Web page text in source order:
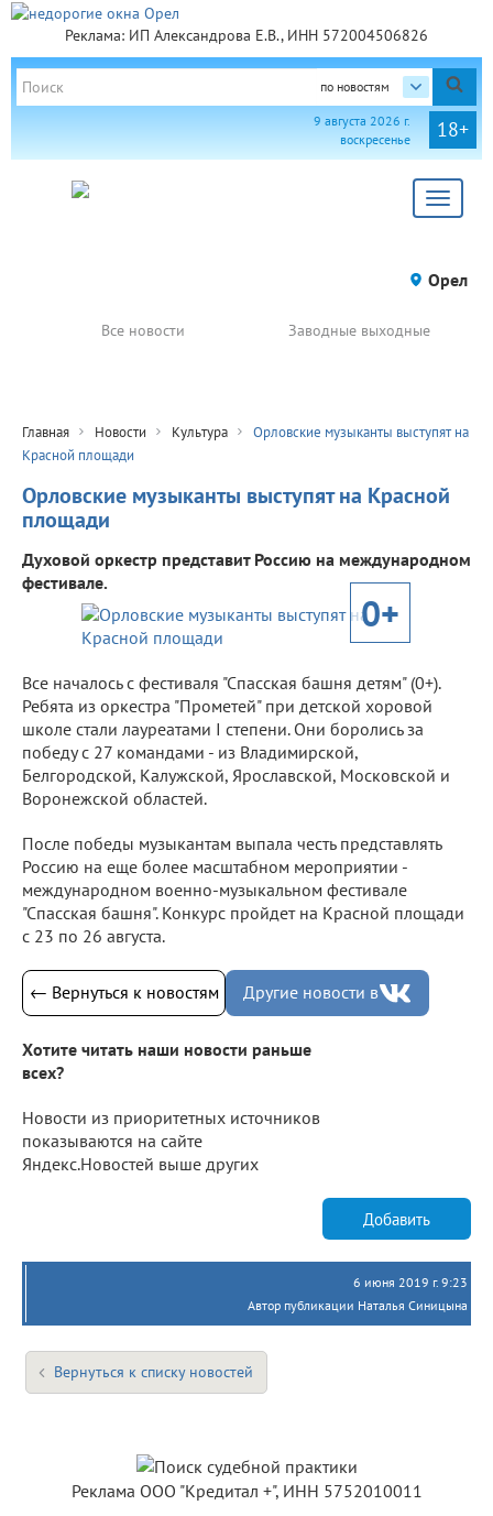
Реклама: ИП Александрова Е.В., ИНН 572004506826
по новостям
18+
9 августа 2026 г.
воскресенье
Toggle
Орел
Все новости Заводные выходные
Главная Новости Культура
Орловские музыканты выступят на
Красной площади
Орловские музыканты выступят на Красной
площади
Духовой оркестр представит Россию на международном
фестивале.
0+
Все началось с фестиваля "Спасская башня детям" (0+).
Ребята из оркестра "Прометей" при детской хоровой
школе стали лауреатами I степени. Они боролись за
победу с 27 командами - из Владимирской,
Белгородской, Калужской, Ярославской, Московской и
Воронежской областей.
После победы музыкантам выпала честь представлять
Россию на еще более масштабном мероприятии -
международном военно-музыкальном фестивале
"Спасская башня". Конкурс пройдет на Красной площади
с 23 по 26 августа.
← Вернуться к новостям Другие новости в
Хотите читать наши новости раньше
всех?
Новости из приоритетных источников
показываются на сайте
Яндекс.Новостей выше других
Добавить
6 июня 2019 г. 9:23
Автор публикации Наталья Синицына
Вернуться к списку новостей
Реклама ООО "Кредитал +", ИНН 5752010011